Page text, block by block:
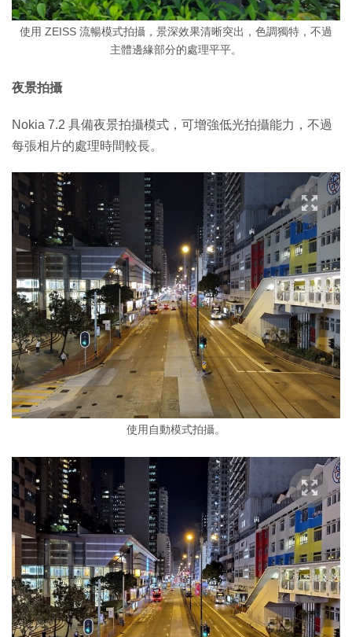
使用 ZEISS 流暢模式拍攝，景深效果清晰突出，色調獨特，不過
主體邊緣部分的處理平平。
夜景拍攝
Nokia 7.2 具備夜景拍攝模式，可增強低光拍攝能力，不過
每張相片的處理時間較長。
使用自動模式拍攝。